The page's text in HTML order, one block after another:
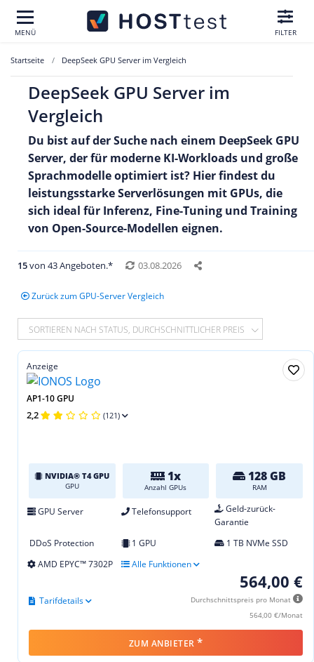
MENÜ FILTER
Startseite DeepSeek GPU Server im Vergleich
DeepSeek GPU Server im
Vergleich
Du bist auf der Suche nach einem DeepSeek GPU
Server, der für moderne KI-Workloads und große
Sprachmodelle optimiert ist? Hier findest du
leistungsstarke Serverlösungen mit GPUs, die
sich ideal für Inferenz, Fine-Tuning und Training
von Open-Source-Modellen eignen.
15von 43 Angeboten.* 03.08.2026
Zurück zum GPU-Server Vergleich
SORTIEREN NACH STATUS, DURCHSCHNITTLICHER PREIS
Anzeige
AP1-10 GPU
2,2 (121)
NVIDIA® T4 GPU
GPU
1x
Anzahl GPUs
128 GB
RAM
GPU Server Telefonsupport
Geld-zurück-
Garantie
DDoS Protection
1 GPU
1 TB NVMe SSD
AMD EPYC™ 7302P
Alle Funktionen
564,00 €
Durchschnittspreis pro Monat
564,00 €/Monat
Tarifdetails
ZUM ANBIETER *